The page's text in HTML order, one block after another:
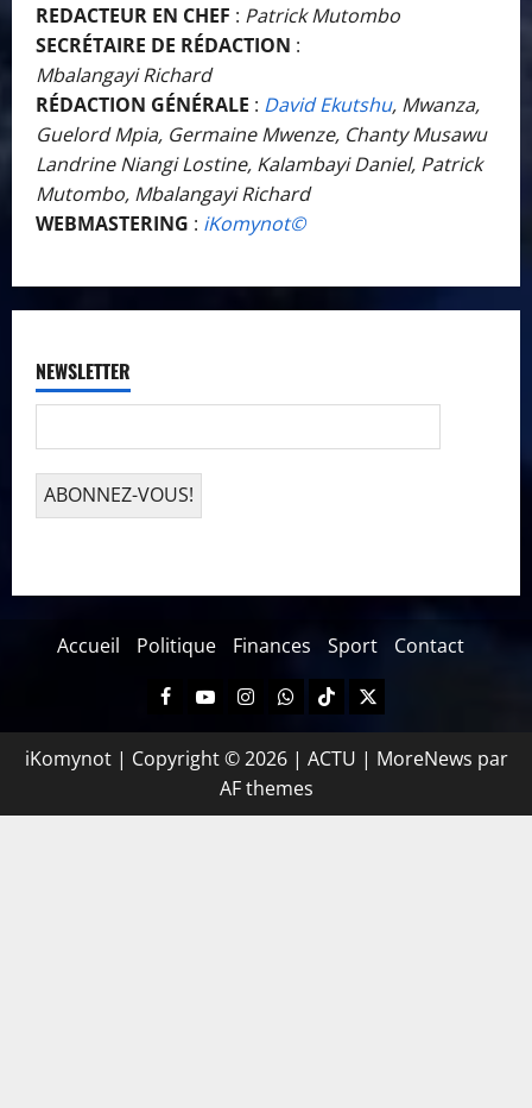
REDACTEUR EN CHEF : Patrick Mutombo
SECRÉTAIRE DE RÉDACTION :
Mbalangayi Richard
RÉDACTION GÉNÉRALE : David Ekutshu, Mwanza,
Guelord Mpia, Germaine Mwenze, Chanty Musawu
Landrine Niangi Lostine, Kalambayi Daniel, Patrick
Mutombo, Mbalangayi Richard
WEBMASTERING : iKomynot©️
NEWSLETTER
Accueil Politique Finances Sport Contact
iKomynot | Copyright © 2026 | ACTU | MoreNews par
AF themes